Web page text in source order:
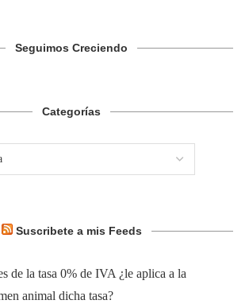
Seguimos Creciendo
Categorías
Suscribete a mis Feeds
de la tasa 0% de IVA ¿le aplica a la
animal dicha tasa?